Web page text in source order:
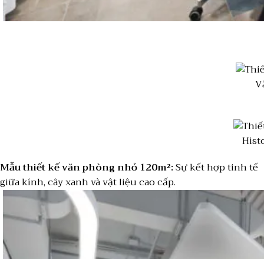
Mẫu thiết kế văn phòng nhỏ 120m²:Sự kết hợp tinh tế
giữa kính, cây xanh và vật liệu cao cấp.